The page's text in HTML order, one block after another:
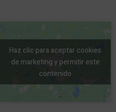
Haz clic para aceptar cookies
de marketing y permitir este
contenido